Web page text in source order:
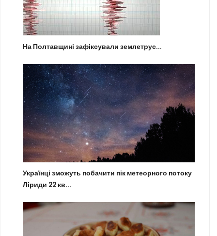
На Полтавщині зафіксували землетрус...
Українці зможуть побачити пік метеорного потоку
Ліриди 22 кв...